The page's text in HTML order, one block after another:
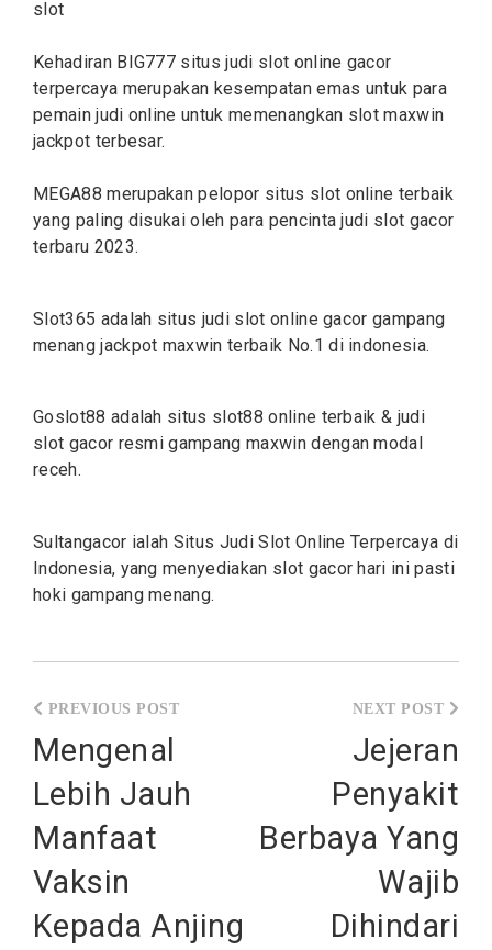
slot
Kehadiran BIG777 situs judi slot online gacor
terpercaya merupakan kesempatan emas untuk para
pemain judi online untuk memenangkan slot maxwin
jackpot terbesar.
MEGA88 merupakan pelopor situs slot online terbaik
yang paling disukai oleh para pencinta judi slot gacor
terbaru 2023.
Slot365 adalah situs judi slot online gacor gampang
menang jackpot maxwin terbaik No.1 di indonesia.
Goslot88 adalah situs slot88 online terbaik & judi
slot gacor resmi gampang maxwin dengan modal
receh.
Sultangacor ialah Situs JudiSlot Online Terpercaya di
Indonesia, yang menyediakan slot gacor hari ini pasti
hoki gampang menang.
navigation
Mengenal
Lebih Jauh
Manfaat
Vaksin
Kepada Anjing
Jejeran
Penyakit
Berbaya Yang
Wajib
Dihindari